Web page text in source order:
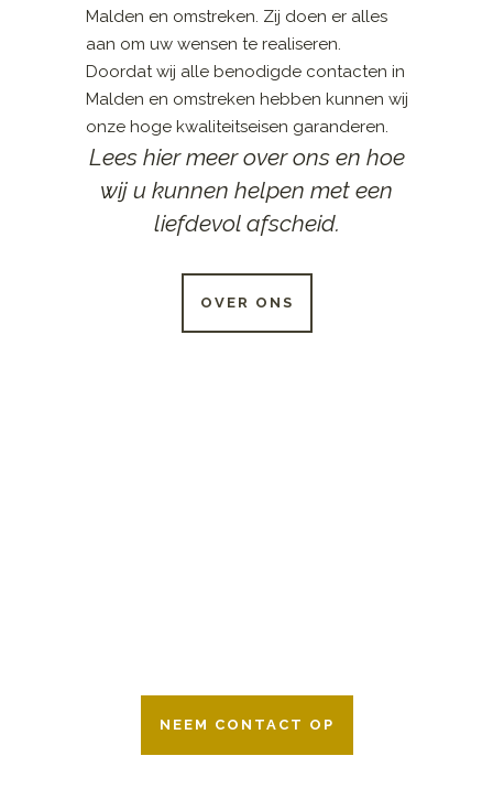
Malden en omstreken. Zij doen er alles
aan om uw wensen te realiseren.
Doordat wij alle benodigde contacten in
Malden en omstreken hebben kunnen wij
onze hoge kwaliteitseisen garanderen.
Lees hier meer over ons en hoe
wij u kunnen helpen met een
liefdevol afscheid.
OVER ONS
NEEM CONTACT OP